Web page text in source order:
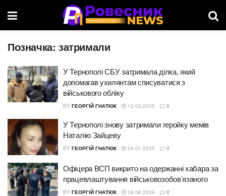
Позначка: затримали
У Тернополі СБУ затримала ділка, який
допомагав ухилянтам списуватися з
військового обліку
BY ГЕОРГІЙ ГНАТЮК 12.02.2025 0
У Тернополі знову затримали геройку мемів
Наталію Зайцеву
BY ГЕОРГІЙ ГНАТЮК 04.01.2025 0
Офіцера ВСП викрито на одержанні хабара за
працевлаштування військовозобов’язаного
BY ГЕОРГІЙ ГНАТЮК 08.06.2024 0